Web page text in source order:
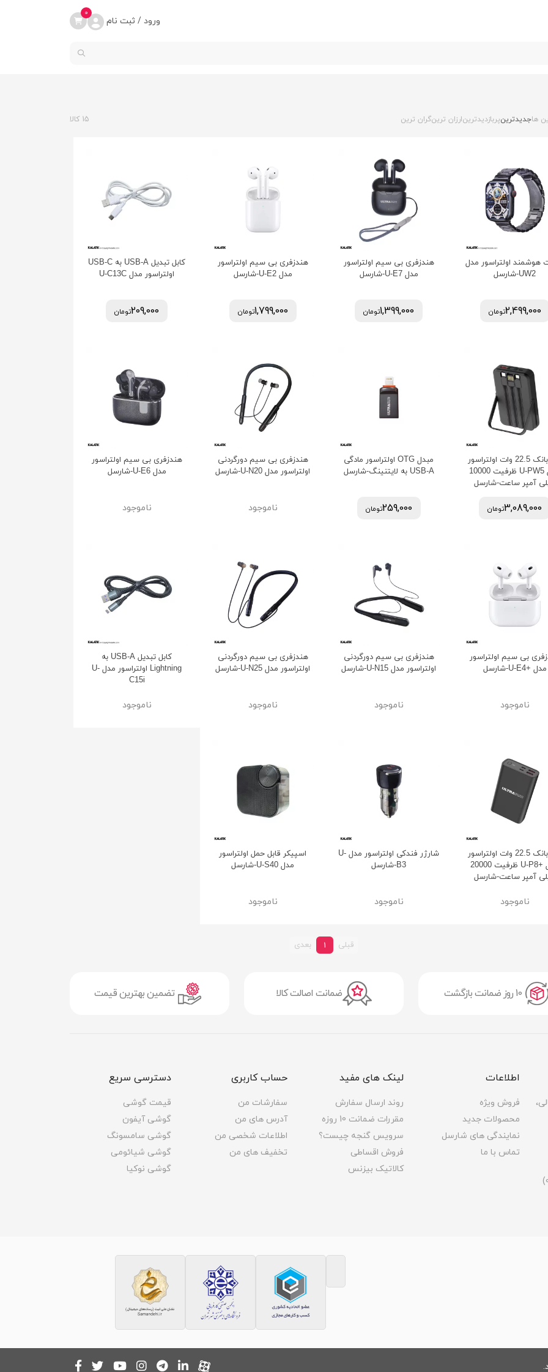
ورود / ثبت نام
0
36%
279,000
هاجدیدترینپربازدیدترینارزان ترینگران ترین 15 کالا
هوشمند اولتراسور مدل
UW2-شارسل
2,499,000تومان
هندزفری بی سیم اولتراسور
مدل U-E7-شارسل
1,399,000تومان
هندزفری بی سیم اولتراسور
مدل U-E2-شارسل
1,799,000تومان
کابل تبدیل USB-A به USB-C
اولتراسور مدل U-C13C
209,000تومان
پاور بانک 22.5 وات اولتراسور
مدل U-PW5 ظرفیت 10000
آمپر ساعت-شارسل
3,089,000تومان
مبدل OTG اولتراسور مادگی
USB-A به لایتنینگ-شارسل
259,000تومان
هندزفری بی سیم دورگردنی
اولتراسور مدل U-N20-شارسل
ناموجود
هندزفری بی سیم اولتراسور
مدل U-E6-شارسل
ناموجود
بی سیم اولتراسور
مدل +U-E4-شارسل
ناموجود
هندزفری بی سیم دورگردنی
اولتراسور مدل U-N15-شارسل
ناموجود
هندزفری بی سیم دورگردنی
اولتراسور مدل U-N25-شارسل
ناموجود
کابل تبدیل USB-A به
Lightning اولتراسور مدل U-
C15i
ناموجود
پاور بانک 22.5 وات اولتراسور
مدل +U-P8 ظرفیت 20000
آمپر ساعت-شارسل
ناموجود
شارژر فندکی اولتراسور مدل U-
B3-شارسل
ناموجود
اسپیکر قابل حمل اولتراسور
مدل U-S40-شارسل
ناموجود
قبلی 1 بعدی
10 روز ضمانت بازگشت ضمانت اصالت کالا تضمین بهترین قیمت
اطلاعات
فروش ویژه
محصولات جدید
نمایندگی های شارسل
تماس با ما
لینک های مفید
روند ارسال سفارش
مقررات ضمانت 10 روزه
سرویس گنجه چیست؟
فروش اقساطی
کالاتیک بیزنس
حساب کاربری
سفارشات من
آدرس های من
اطلاعات شخصی من
تخفیف های من
دسترسی سریع
قیمت گوشی
گوشی آیفون
گوشی سامسونگ
گوشی شیائومی
گوشی نوکیا